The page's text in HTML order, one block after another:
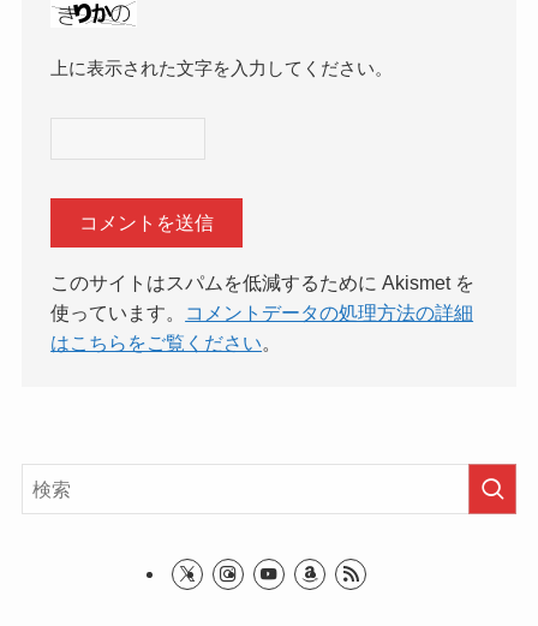
上に表示された文字を入力してください。
このサイトはスパムを低減するために Akismet を
使っています。
コメントデータの処理方法の詳細
はこちらをご覧ください。